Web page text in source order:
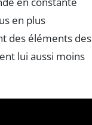
en plus
des éléments des
lui aussi moins